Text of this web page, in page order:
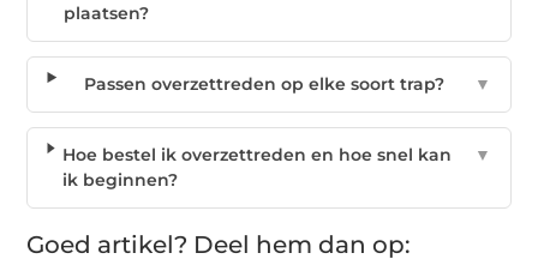
plaatsen?
Passen overzettreden op elke soort trap? ▼
Hoe bestel ik overzettreden en hoe snel kan
ik beginnen?
▼
Goed artikel? Deel hem dan op: